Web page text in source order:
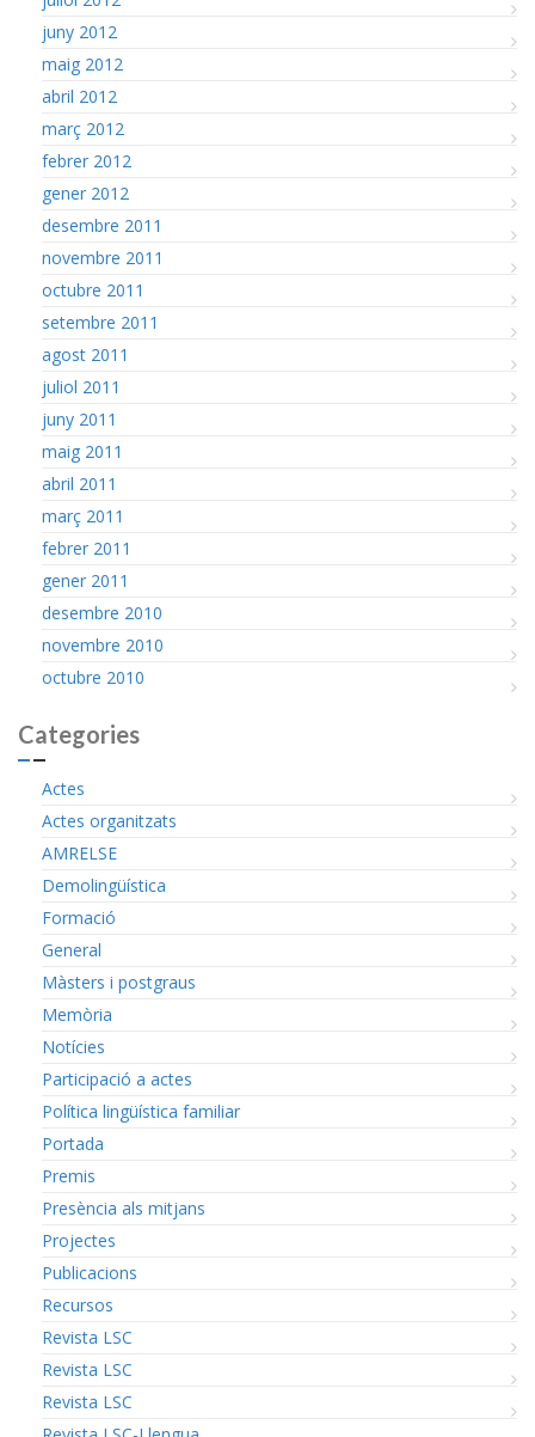
juny 2012
maig 2012
abril 2012
març 2012
febrer 2012
gener 2012
desembre 2011
novembre 2011
octubre 2011
setembre 2011
agost 2011
juliol 2011
juny 2011
maig 2011
abril 2011
març 2011
febrer 2011
gener 2011
desembre 2010
novembre 2010
octubre 2010
Categories
Actes
Actes organitzats
AMRELSE
Demolingüística
Formació
General
Màsters i postgraus
Memòria
Notícies
Participació a actes
Política lingüística familiar
Portada
Premis
Presència als mitjans
Projectes
Publicacions
Recursos
Revista LSC
Revista LSC
Revista LSC